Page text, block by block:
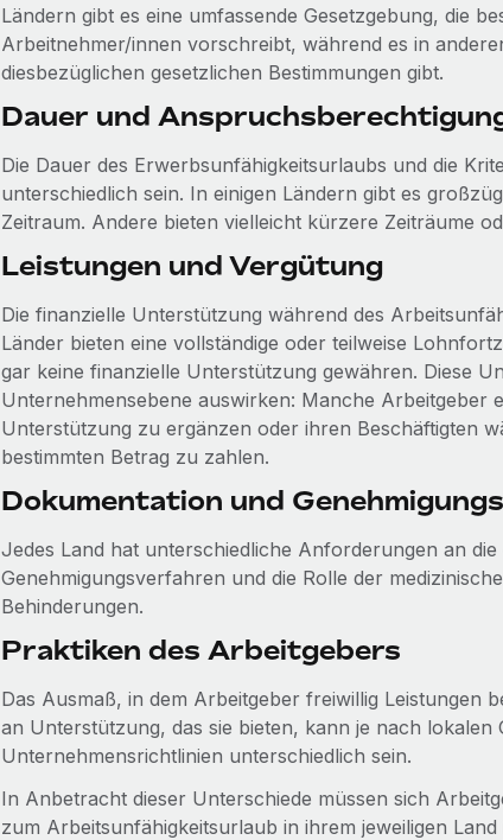
Ländern gibt es eine umfassende Gesetzgebung, die
Arbeitnehmer/innen vorschreibt, während es in
diesbezüglichen gesetzlichen Bestimmungen gibt.
Dauer und
Die Dauer des Erwerbsunfähigkeitsurlaubs und die
unterschiedlich sein. In einigen Ländern gibt es
Zeitraum. Andere bieten vielleicht kürzere Zeiträume
Leistungen und Vergütung
Die finanzielle Unterstützung während des
Länder bieten eine vollständige oder teilweise
gar keine finanzielle Unterstützung gewähren. Diese
Unternehmensebene auswirken: Manche Arbeitgeber
Unterstützung zu ergänzen oder ihren Beschäftigten
bestimmten Betrag zu zahlen.
Dokumentation und
Jedes Land hat unterschiedliche Anforderungen an
Genehmigungsverfahren und die Rolle der
Behinderungen.
Praktiken des Arbeitgebers
Das Ausmaß, in dem Arbeitgeber freiwillig Leistungen
an Unterstützung, das sie bieten, kann je nach
Unternehmensrichtlinien unterschiedlich sein.
In Anbetracht dieser Unterschiede müssen sich
zum Arbeitsunfähigkeitsurlaub in ihrem jeweiligen